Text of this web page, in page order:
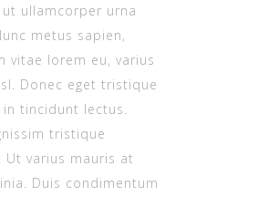
ullamcorper urna
metus sapien,
vitae lorem eu, varius
Donec eget tristique
in tincidunt lectus.
tristique
Ut varius mauris at
Duis condimentum